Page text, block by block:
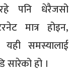
पनि धेरैजसो
मात्र होइन,
समस्यालाई
सारेको हो ।